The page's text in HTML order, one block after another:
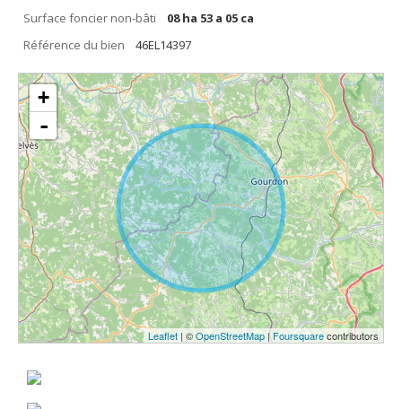
Surface foncier non-bâti
08 ha 53 a 05 ca
Référence du bien
46EL14397
+
-
Leaflet | ©OpenStreetMap | Foursquarecontributors